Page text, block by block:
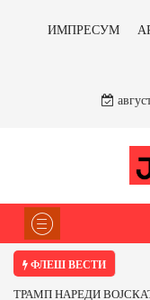
ИМПРЕСУМ
ФЛЕШ ВЕСТИ
ТРАМП НАРЕДИ